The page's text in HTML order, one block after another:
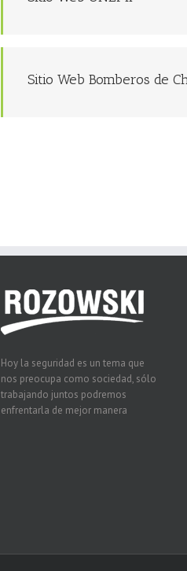
Sitio Web Bomberos de
Hoy la seguridad es un tema que
nos preocupa como sociedad, sólo
trabajando juntos podremos
enfrentarla de mejor manera